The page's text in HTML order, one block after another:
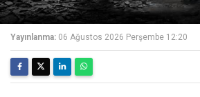
Yayınlanma: 06 Ağustos 2026 Perşembe 12:20